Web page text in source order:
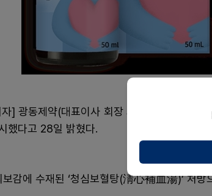
] 광동제약(대표이사 회장 최성원)이 신경과민
했다고 28일 밝혔다.
감에 수재된 ‘청심보혈탕(淸心補血湯)’ 처방